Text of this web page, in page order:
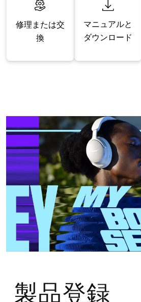
修理または交
換
マニュアルと
ダウンロード
製品登録